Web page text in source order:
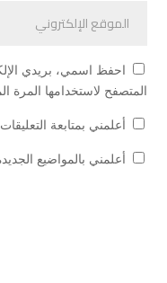
احفظ اسمي، بريدي
المتصفح لاستخدامها المرة
أعلمني بمتابعة
أعلمني بالمواضيع